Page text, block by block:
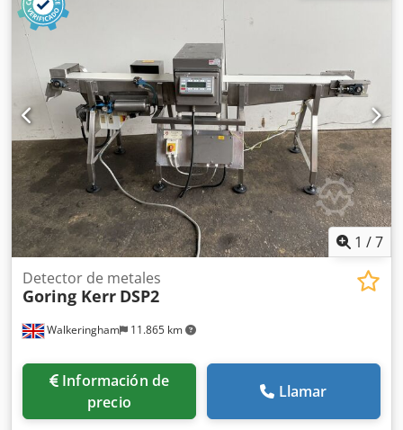
1 /7
Walkeringham 11.865 km
Detector de metales
Goring Kerr DSP2
Información de
precio
Llamar